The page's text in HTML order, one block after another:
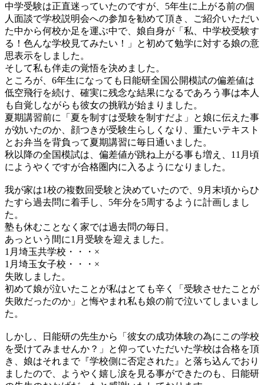
中学受験は正直迷っていたのですが、5年生に上がる前の個
人面談で学校説明会への参加を勧めて頂き、ご紹介いただい
た中から何校か足を運ぶ中で、娘自身が「私、中学校受験す
る！色んな学校見てみたい！」と初めて勉学に対する娘の意
思表示をしました。
そして私も伴走の覚悟を決めました。
ところが、6年生になっても日能研全国公開模試の偏差値は
低空飛行を続け、確実に残念な結果になるであろう事は本人
も自覚しながらも彼女の挑戦が始まりました。
夏期講習前に「夏を制すは受験を制すだよ」と娘に伝えた事
が効いたのか、顔つきが受験生らしくなり、重たいテキスト
とお弁当を背負って夏期講習に毎日通いました。
秋以降の全国模試は、偏差値が跳ね上がる事も増え、11月頃
にようやくですが合格圏内に入るようになりました。
我が家は1校の複数回受験と決めていたので、9月末頃からひ
たすら過去問に着手し、5年分を5周するように計画しまし
た。
塾も休むことなく家では過去問の毎日。
あっという間に1月受験を迎えました。
1月埼玉共学校・・・×
1月埼玉女子校・・・×
失敗しました。
初めて娘が泣いたことが私はとても辛く「受験させたことが
失敗だったのか」と悔やまれ私も娘の前で泣いてしまいまし
た。
しかし、日能研の先生から「彼女の成功体験の為にこの学校
を受けてみませんか？」と仰っていただいた学校は合格を頂
き、娘はそれまで『学校側に否定された』と落ち込んでおり
ましたので、ようやく嬉し涙を見る事ができたのも、日能研